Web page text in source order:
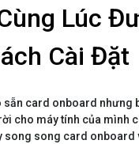
Lúc
Cài Đặt
sẵn card onboard nhưng
cho máy tính của mình
song song card